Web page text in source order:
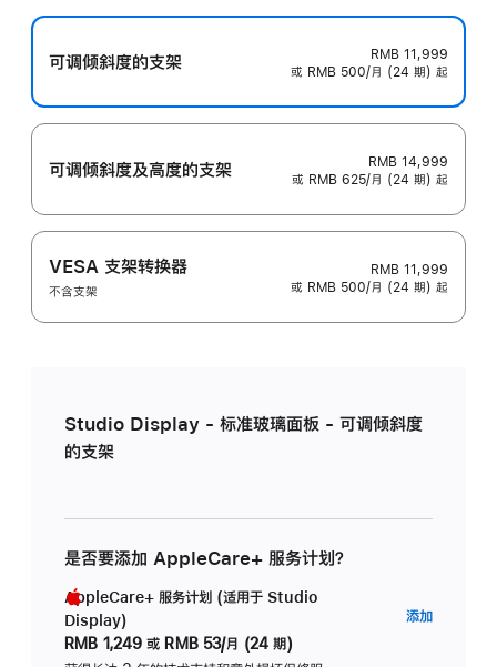
可调倾斜度的支架
RMB 11,999
或 RMB 500/月 (24 期) 起
可调倾斜度及高‍度的支‍架
RMB 14,999
或 RMB 625/月 (24 期) 起
VESA 支架转换器
不含支架
RMB 11,999
或 RMB 500/月 (24 期) 起
Studio Display - 标准玻璃面板 - 可调倾斜度
的支架
是否要添加 AppleCare+ 服务计划？
AppleCare+ 服务计划 (适用于 Studio
Display)
RMB 1,249 或 RMB 53/月 (24 期)
添加